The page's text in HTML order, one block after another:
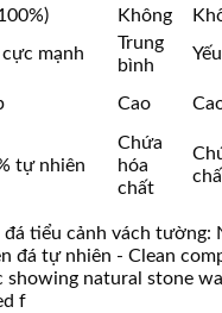
Không
mạnh
Trung
bình
Yếu
Cao
tự nhiên
Chứa
hóa
chất